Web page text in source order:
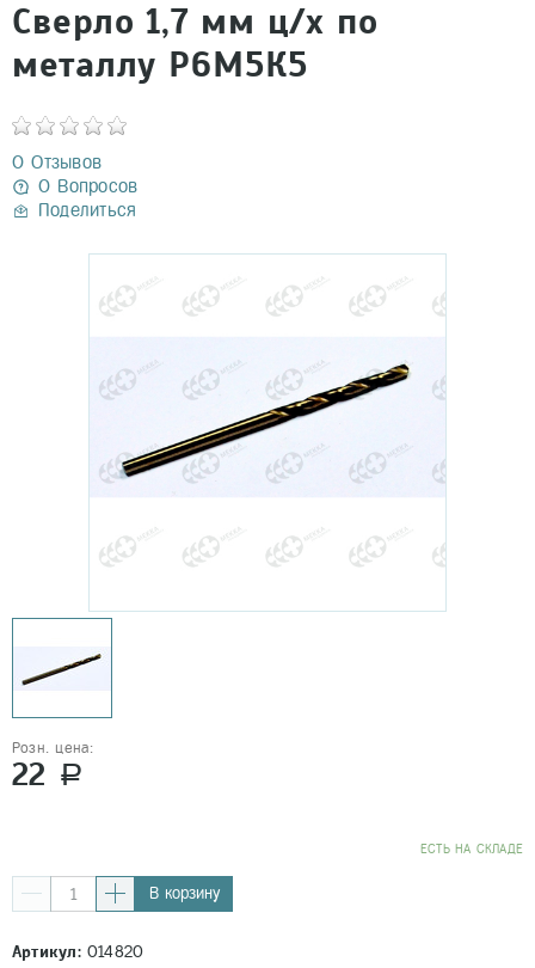
Сверло 1,7 мм ц/х по
металлу Р6М5К5
0 Отзывов
0 Вопросов
Поделиться
Розн. цена:
22 a
EСТЬ НА СКЛАДЕ
В корзину
Артикул:014820